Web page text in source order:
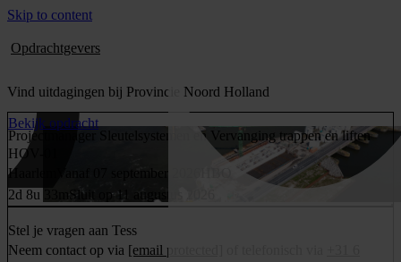
Skip to content
Opdrachtgevers
Vind uitdagingen bij Provincie Noord Holland
Projectmanager Sleutelsystemen en Vervanging trappen en liften
HOV-01
Haarlem
Vanaf 07 september 2026
2d 8u 33m
Sluit op 11 augustus 2026
Bekijk opdracht
Stel je vragen aan Tess
Neem contact op via [email protected]